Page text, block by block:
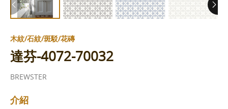
木紋/石紋/斑駁/花磚
達芬-4072-70032
BREWSTER
介紹